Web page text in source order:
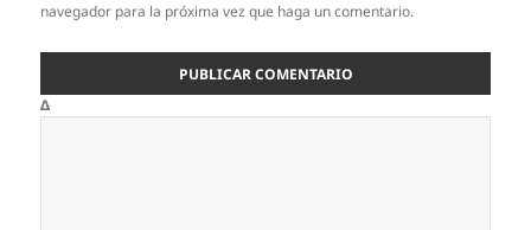
navegador para la próxima vez que haga un comentario.
Δ